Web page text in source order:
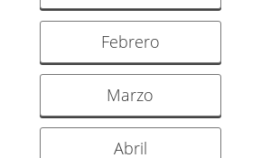
Febrero
Marzo
Abril